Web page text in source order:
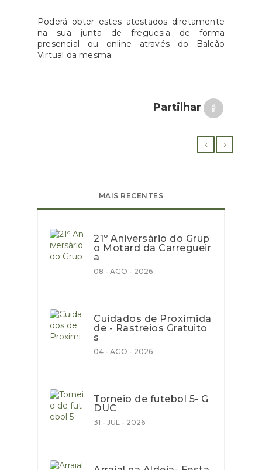
Poderá obter estes atestados diretamente
na sua junta de freguesia de forma
presencial ou online através do Balcão
Virtual da mesma.
Partilhar
MAIS RECENTES
21º Aniversário do Grup
o Motard da Carregueir
a
08 - AGO - 2026
Cuidados de Proximida
de - Rastreios Gratuito
s
04 - AGO - 2026
Torneio de futebol 5- G
DUC
31 - JUL - 2026